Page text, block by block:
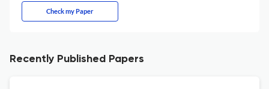
Check my Paper
Recently Published Papers